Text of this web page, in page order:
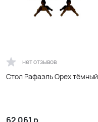
нет отзывов
Стол Рафаэль Орех тёмный
62 061 р.